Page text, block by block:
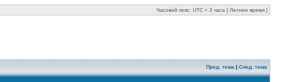
Часовой пояс: UTC + 3 часа [ Летнее время ]
Пред. тема | След. тема